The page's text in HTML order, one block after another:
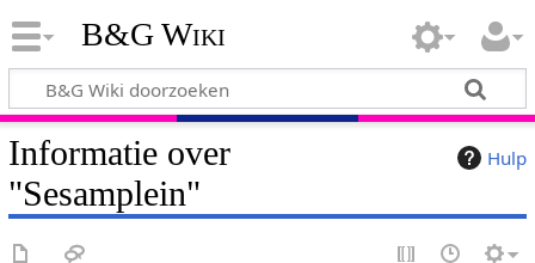
B&G Wiki
Hulp
Informatie over
"Sesamplein"